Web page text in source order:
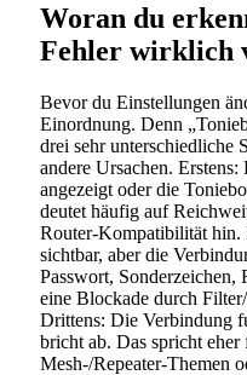
Woran du
Fehler wirklich
Bevor du Einstellungen
Einordnung. Denn
drei sehr unterschiedliche
andere Ursachen.
angezeigt oder die
deutet häufig auf
Router-Kompatibilität
sichtbar, aber die
Passwort, Sonderzeichen,
eine Blockade durch
Drittens: Die Verbindung
bricht ab. Das spricht
Mesh-/Repeater-Themen